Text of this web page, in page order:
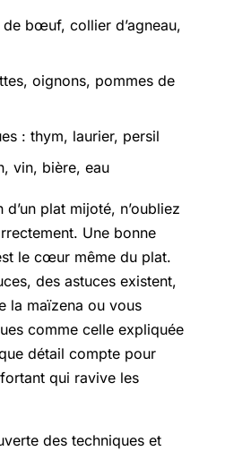
bœuf, collier d’agneau,
oignons, pommes de
: thym, laurier, persil
vin, bière, eau
plat mijoté, n’oubliez
Une bonne
le cœur même du plat.
des astuces existent,
la maïzena ou vous
comme celle expliquée
détail compte pour
qui ravive les
des techniques et